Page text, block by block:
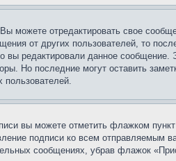
можете отредактировать свое
от других пользователей, то
вы редактировали данное сообщение.
Но последние могут оставить
вы можете отметить флажком
подписи ко всем отправляемым
сообщениях, убрав флажок